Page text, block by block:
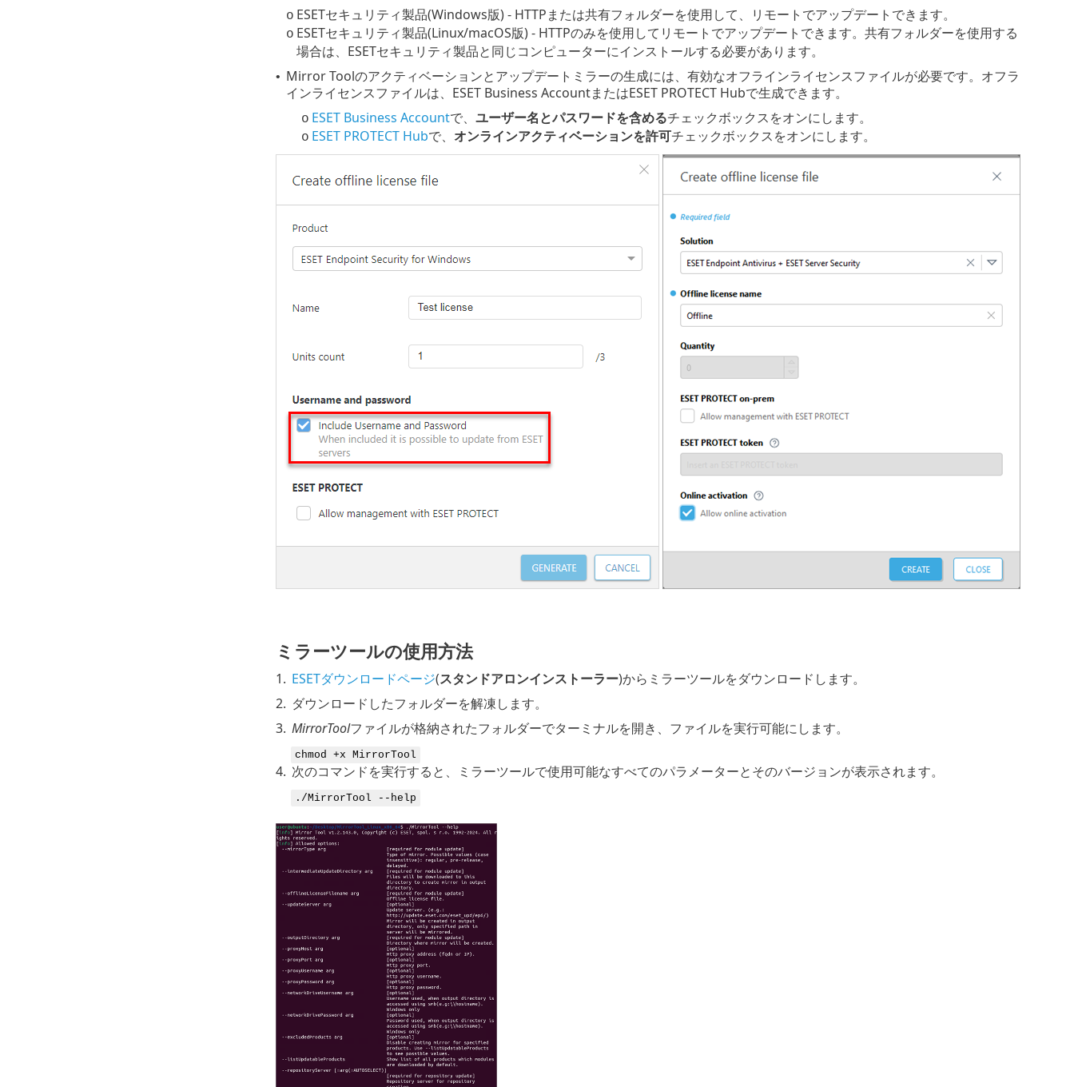
o ESETセキュリティ製品(Windows版) - HTTPまたは共有フォルダーを使用して、リモートでアップデートできます。
o ESETセキュリティ製品(Linux/macOS版) - HTTPのみを使用してリモートでアップデートできます。共有フォルダーを使用する
場合は、ESETセキュリティ製品と同じコンピューターにインストールする必要があります。
• Mirror Toolのアクティベーションとアップデートミラーの生成には、有効なオフラインライセンスファイルが必要です。オフラ
インライセンスファイルは、ESET Business AccountまたはESET PROTECT Hubで生成できます。
o ESET Business Accountで、 ユーザー名とパスワードを含めるチェックボックスをオンにします。
o ESET PROTECT Hubで、 オンラインアクティベーションを許可チェックボックスをオンにします。
ミラーツールの使用方法
1. ESETダウンロードページ(スタンドアロンインストーラー)からミラーツールをダウンロードします。
2. ダウンロードしたフォルダーを解凍します。
3. MirrorToolファイルが格納されたフォルダーでターミナルを開き、ファイルを実行可能にします。
chmod +x MirrorTool
4. 次のコマンドを実行すると、ミラーツールで使用可能なすべてのパラメーターとそのバージョンが表示されます。
./MirrorTool --help